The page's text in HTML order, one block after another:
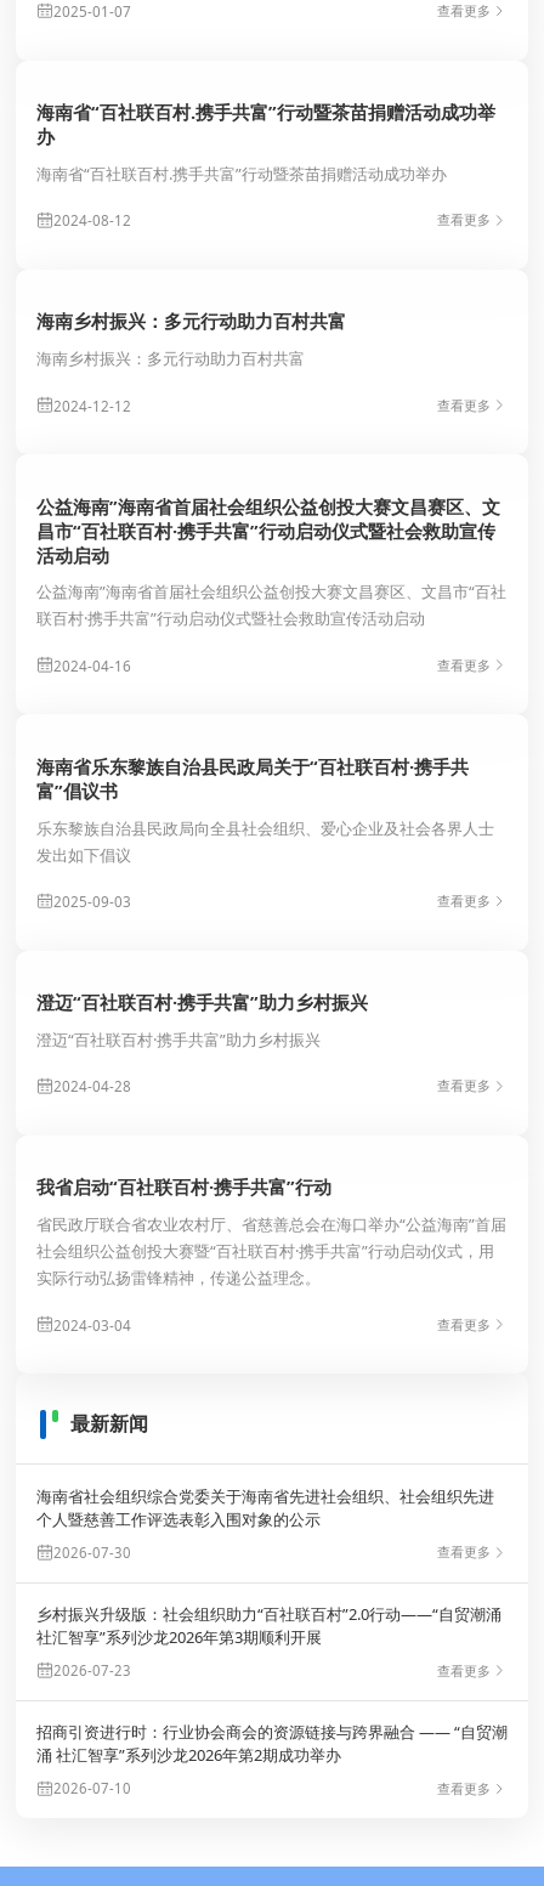
2025-01-07 查看更多
海南省“百社联百村.携手共富”行动暨茶苗捐赠活动成功举
办
海南省“百社联百村.携手共富”行动暨茶苗捐赠活动成功举办
2024-08-12 查看更多
海南乡村振兴：多元行动助力百村共富
海南乡村振兴：多元行动助力百村共富
2024-12-12 查看更多
公益海南”海南省首届社会组织公益创投大赛文昌赛区、文
昌市“百社联百村·携手共富”行动启动仪式暨社会救助宣传
活动启动
公益海南”海南省首届社会组织公益创投大赛文昌赛区、文昌市“百社
联百村·携手共富”行动启动仪式暨社会救助宣传活动启动
2024-04-16 查看更多
海南省乐东黎族自治县民政局关于“百社联百村·携手共
富”倡议书
乐东黎族自治县民政局向全县社会组织、爱心企业及社会各界人士
发出如下倡议
2025-09-03 查看更多
澄迈“百社联百村·携手共富”助力乡村振兴
澄迈“百社联百村·携手共富”助力乡村振兴
2024-04-28 查看更多
我省启动“百社联百村·携手共富”行动
省民政厅联合省农业农村厅、省慈善总会在海口举办“公益海南”首届
社会组织公益创投大赛暨“百社联百村·携手共富”行动启动仪式，用
实际行动弘扬雷锋精神，传递公益理念。
2024-03-04 查看更多
最新新闻
海南省社会组织综合党委关于海南省先进社会组织、社会组织先进
个人暨慈善工作评选表彰入围对象的公示
2026-07-30 查看更多
乡村振兴升级版：社会组织助力“百社联百村”2.0行动——“自贸潮涌
社汇智享”系列沙龙2026年第3期顺利开展
2026-07-23 查看更多
招商引资进行时：行业协会商会的资源链接与跨界融合 —— “自贸潮
涌 社汇智享”系列沙龙2026年第2期成功举办
2026-07-10 查看更多
*